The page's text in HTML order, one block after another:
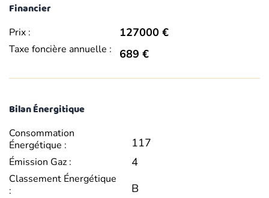
Financier
Prix : 127000 €
Taxe foncière annuelle : 689 €
Bilan Énergitique
Consommation
Énergétique :
117
Émission Gaz : 4
Classement Énergétique
:
B